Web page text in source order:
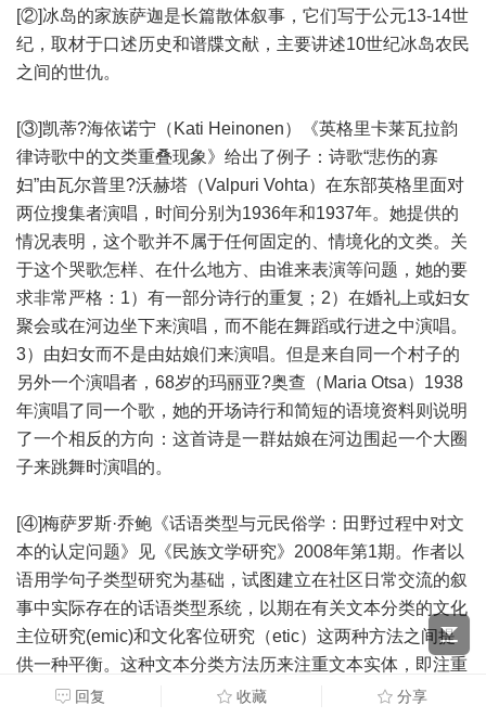
[②]冰岛的家族萨迦是长篇散体叙事，它们写于公元13-14世
纪，取材于口述历史和谱牒文献，主要讲述10世纪冰岛农民
之间的世仇。
[③]凯蒂?海依诺宁（Kati Heinonen）《英格里卡莱瓦拉韵
律诗歌中的文类重叠现象》给出了例子：诗歌“悲伤的寡
妇”由瓦尔普里?沃赫塔（Valpuri Vohta）在东部英格里面对
两位搜集者演唱，时间分别为1936年和1937年。她提供的
情况表明，这个歌并不属于任何固定的、情境化的文类。关
于这个哭歌怎样、在什么地方、由谁来表演等问题，她的要
求非常严格：1）有一部分诗行的重复；2）在婚礼上或妇女
聚会或在河边坐下来演唱，而不能在舞蹈或行进之中演唱。
3）由妇女而不是由姑娘们来演唱。但是来自同一个村子的
另外一个演唱者，68岁的玛丽亚?奥查（Maria Otsa）1938
年演唱了同一个歌，她的开场诗行和简短的语境资料则说明
了一个相反的方向：这首诗是一群姑娘在河边围起一个大圈
子来跳舞时演唱的。
[④]梅萨罗斯·乔鲍《话语类型与元民俗学：田野过程中对文
本的认定问题》见《民族文学研究》2008年第1期。作者以
语用学句子类型研究为基础，试图建立在社区日常交流的叙
事中实际存在的话语类型系统，以期在有关文本分类的文化
主位研究(emic)和文化客位研究（etic）这两种方法之间提
供一种平衡。这种文本分类方法历来注重文本实体，即注重
语言的现实。本文以这种方法来分析口头和书面、叙事和非
回复 收藏 分享